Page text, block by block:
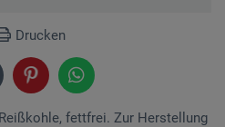
Drucken
fettfrei. Zur Herstellung